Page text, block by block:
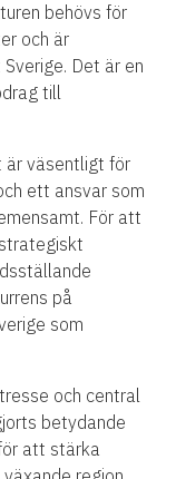
behövs för
och är
Det är en
till
är väsentligt för
ett ansvar som
För att
på
som
och central
betydande
att stärka